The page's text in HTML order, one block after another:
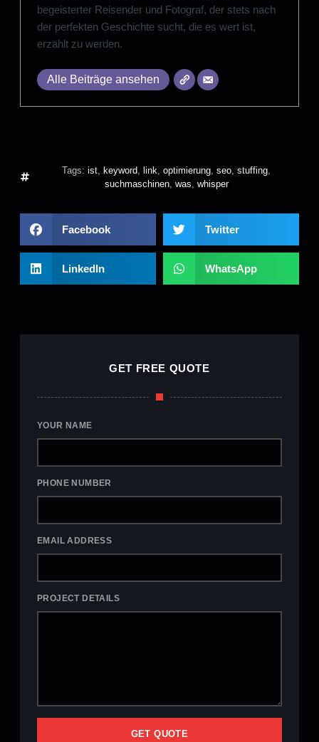
begeisterter Reisender und Fotograf, der stets nach
der perfekten Geschichte sucht, die es wert ist,
erzählt zu werden.
Alle Beiträge ansehen
Tags: ist, keyword, link, optimierung, seo, stuffing,
suchmaschinen, was, whisper
Facebook Twitter
LinkedIn WhatsApp
GET FREE QUOTE
YOUR NAME
PHONE NUMBER
EMAIL ADDRESS
PROJECT DETAILS
GET QUOTE